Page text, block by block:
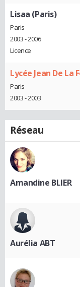
Lisaa (Paris)
Paris
2003 - 2006
Licence
Lycée Jean De La
Paris
2003 - 2003
Réseau
Amandine BLIER
Aurélia ABT